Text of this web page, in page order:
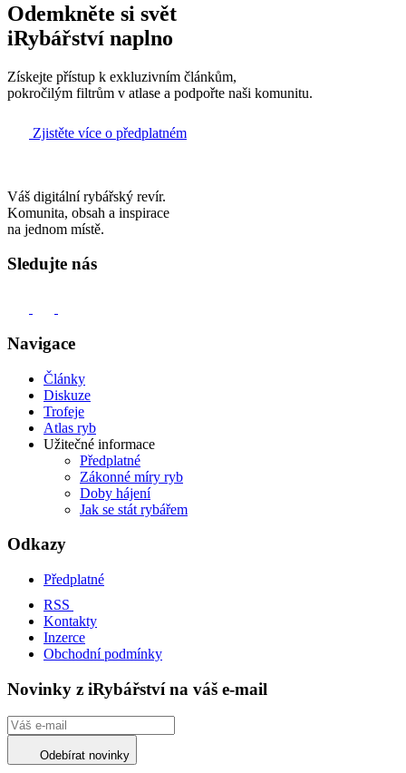
Odemkněte si svět
iRybářství naplno
Získejte přístup k exkluzivním článkům,
pokročilým filtrům v atlase a podpořte naši komunitu.
Zjistěte více o předplatném
Váš digitální rybářský revír.
Komunita, obsah a inspirace
na jednom místě.
Sledujte nás
Navigace
Články
Diskuze
Trofeje
Atlas ryb
Užitečné informace
Předplatné
Zákonné míry ryb
Doby hájení
Jak se stát rybářem
Odkazy
Předplatné
RSS
Kontakty
Inzerce
Obchodní podmínky
Novinky z iRybářství na váš e-mail
Odebírat novinky